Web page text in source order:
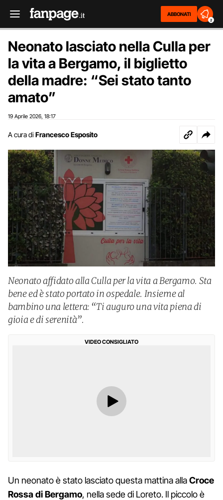
ABBONATI
2
Neonato lasciato nella Culla per
la vita a Bergamo, il biglietto
della madre: “Sei stato tanto
amato”
19 Aprile 2026 18:17
A cura di Francesco Esposito
Neonato affidato alla Culla per la vita a Bergamo. Sta
bene ed è stato portato in ospedale. Insieme al
bambino una lettera: “Ti auguro una vita piena di
gioia e di serenità”.
VIDEO CONSIGLIATO
Un neonato è stato lasciato questa mattina allaCroce
Rossa di Bergamo, nella sede di Loreto. Il piccolo è